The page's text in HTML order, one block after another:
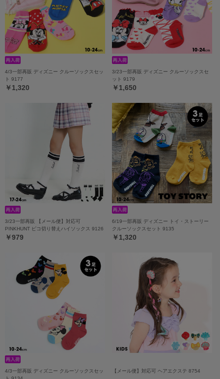
4/3一部再販 ディズニー クルーソックスセッ
ト 9177
￥1,320
3/23一部再販 ディズニー クルーソックスセ
ット 9179
￥1,650
3/23一部再販 【メール便】対応可
PINKHUNT ピコ切り替えハイソックス 9126
￥979
6/19一部再販 ディズニー トイ・ストーリー
クルーソックスセット 9135
￥1,320
4/3一部再販 ディズニー クルーソックスセッ
【メール便】対応可 ヘアエクステ 8754